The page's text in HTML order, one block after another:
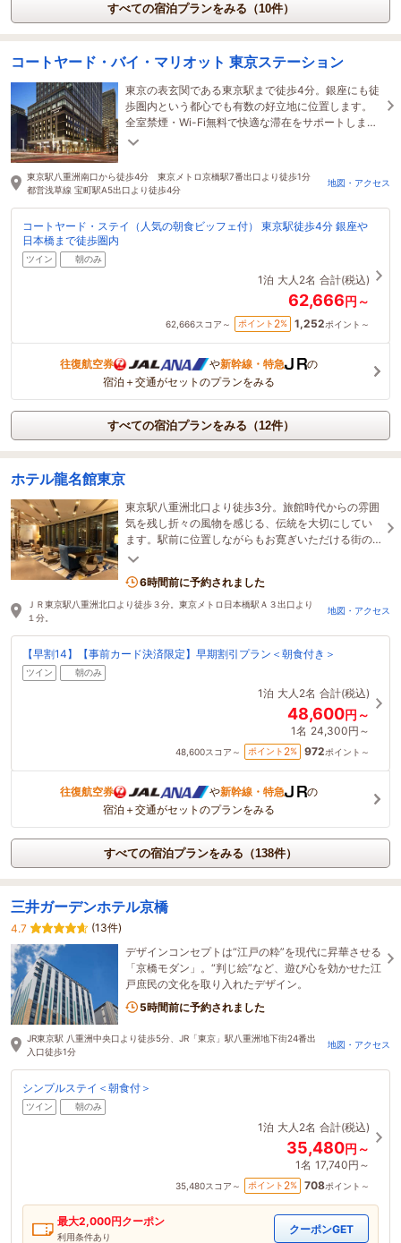
すべての宿泊プランをみる（10件）
コートヤード・バイ・マリオット 東京ステーション
東京の表玄関である東京駅まで徒歩4分。銀座にも徒
歩圏内という都心でも有数の好立地に位置します。
全室禁煙・Wi-Fi無料で快適な滞在をサポートしま
す。
東京駅八重洲南口から徒歩4分 東京メトロ京橋駅7番出口より徒歩1分
都営浅草線 宝町駅A5出口より徒歩4分
地図・アクセス
コートヤード・ステイ（人気の朝食ビッフェ付） 東京駅徒歩4分 銀座や
日本橋まで徒歩圏内
ツイン 朝のみ
1泊 大人2名 合計(税込)
62,666円～
62,666スコア～ ポイント 2% 1,252ポイント～
往復航空券 や新幹線・特急
の
宿泊＋交通がセットのプランをみる
すべての宿泊プランをみる（12件）
ホテル龍名館東京
東京駅八重洲北口より徒歩3分。旅館時代からの雰囲
気を残し折々の風物を感じる、伝統を大切にしてい
ます。駅前に位置しながらもお寛ぎいただける街の
旅館を感じるホテルです。
6時間前に予約されました
ＪＲ東京駅八重洲北口より徒歩３分。東京メトロ日本橋駅Ａ３出口より
１分。
地図・アクセス
【早割14】【事前カード決済限定】早期割引プラン＜朝食付き＞
ツイン 朝のみ
1泊 大人2名 合計(税込)
48,600円～
1名 24,300円～
48,600スコア～ ポイント 2% 972ポイント～
往復航空券 や新幹線・特急
の
宿泊＋交通がセットのプランをみる
すべての宿泊プランをみる（138件）
三井ガーデンホテル京橋
4.7
(13件)
デザインコンセプトは“江戸の粋”を現代に昇華させる
「京橋モダン」。“判じ絵”など、遊び心を効かせた江
戸庶民の文化を取り入れたデザイン。
5時間前に予約されました
JR東京駅 八重洲中央口より徒歩5分、JR「東京」駅八重洲地下街24番出
入口徒歩1分
地図・アクセス
シンプルステイ＜朝食付＞
ツイン 朝のみ
1泊 大人2名 合計(税込)
35,480円～
1名 17,740円～
35,480スコア～ ポイント 2% 708ポイント～
最大2,000円クーポン
利用条件あり
クーポンGET